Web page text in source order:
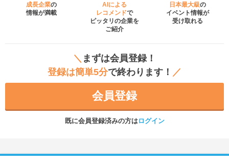
成長企業の
情報が満載
AIによる
レコメンドで
ピッタリの企業を
ご紹介
日本最大級の
イベント情報が
受け取れる
＼ まずは会員登録！
登録は簡単5分で終わります！ ／
会員登録
既に会員登録済みの方はログイン